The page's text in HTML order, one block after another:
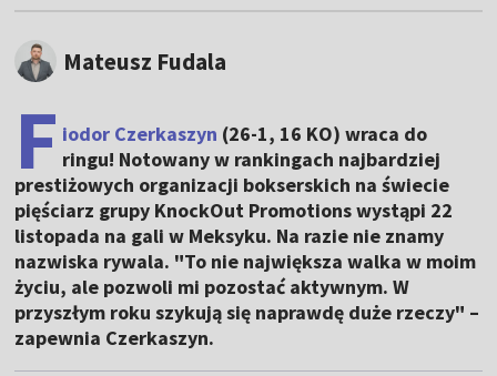
Mateusz Fudala
F iodor Czerkaszyn (26-1, 16 KO) wraca do
ringu! Notowany w rankingach najbardziej
prestiżowych organizacji bokserskich na świecie
pięściarz grupy KnockOut Promotions wystąpi 22
listopada na gali w Meksyku. Na razie nie znamy
nazwiska rywala. "To nie największa walka w moim
życiu, ale pozwoli mi pozostać aktywnym. W
przyszłym roku szykują się naprawdę duże rzeczy" –
zapewnia Czerkaszyn.